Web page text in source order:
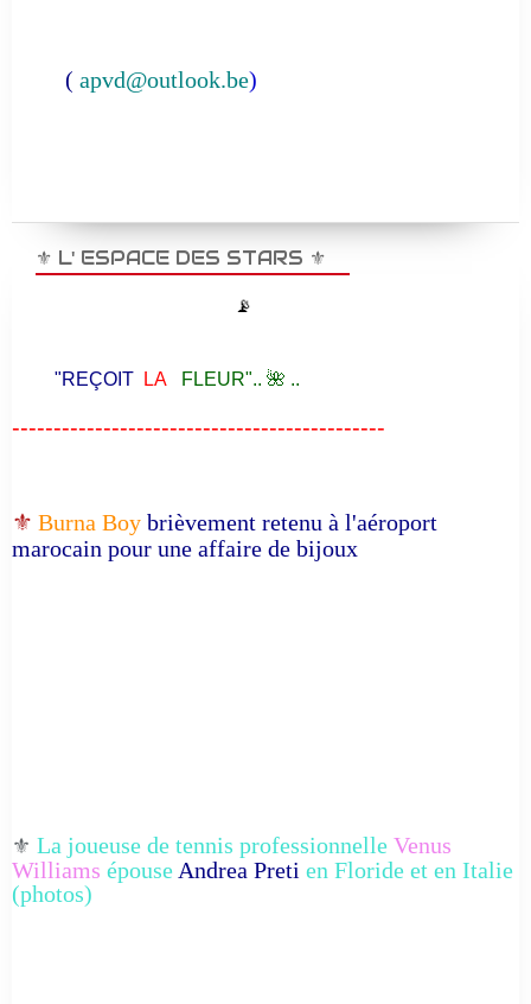
( apvd@outlook.be)
⚜️ L' ESPACE DES STARS ⚜️
📡
"REÇOIT LA FLEUR".. 🌺 ..
---------------------------------------------
⚜️ Burna Boy brièvement retenu à l'aéroport
marocain pour une affaire de bijoux
⚜️ La joueuse de tennis professionnelle Venus
Williams épouse Andrea Preti en Floride et en Italie
(photos)